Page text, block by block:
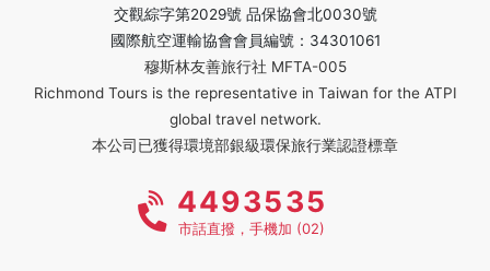
交觀綜字第2029號 品保協會北0030號
國際航空運輸協會會員編號：34301061
穆斯林友善旅行社 MFTA-005
Richmond Tours is the representative in Taiwan for the ATPI
global travel network.
本公司已獲得環境部銀級環保旅行業認證標章
4493535
市話直撥，手機加 (02)